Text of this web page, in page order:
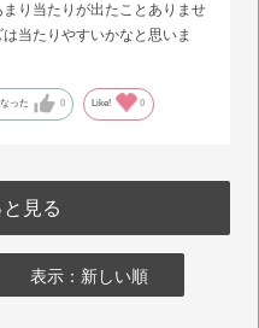
り当たりが出たことありませ
当たりやすいかなと思いま
った 0 Like! 0
と見る
表示：新しい順